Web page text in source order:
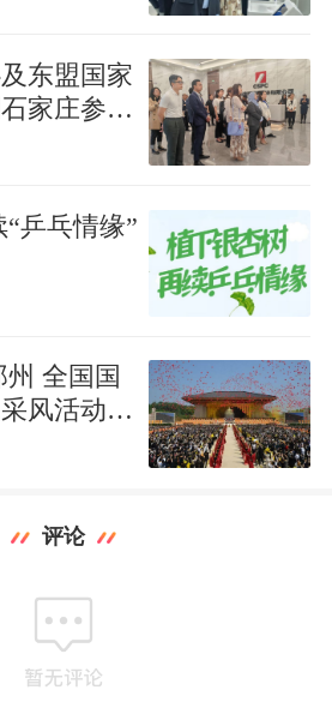
东盟国家
家庄参观
树 再续“乒乓情缘”
全国国
风活动在
评论